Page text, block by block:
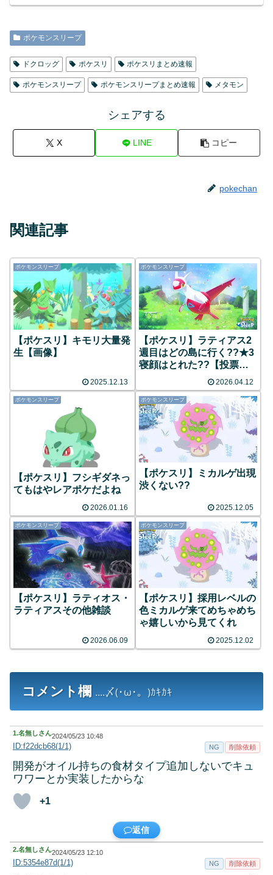
ポケモンスリープ
ドクロッグ ポケスリ ポケスリまとめ速報
ポケモンスリープ ポケモンスリープまとめ速報 メタモン
シェアする
X LINE コピー
pokechan
関連記事
ポケモンスリープ
【ポケスリ】キモリ大量発
生【画像】
2025.12.13
ポケモンスリープ
【ポケスリ】ラティアス2
週目はどの島に行く??★3
寝顔はとれた??【投票あ
2026.04.12
ポケモンスリープ
【ポケスリ】フシギダネっ
てもはやレアポケだよね
2026.01.16
ポケモンスリープ
【ポケスリ】ミカルゲ出現
渋くない??
2025.12.05
ポケモンスリープ
【ポケスリ】ラティオス・
ラティアスその他雑談
2026.06.09
ポケモンスリープ
【ポケスリ】採用レベルの
色ミカルゲ来てめちゃめち
ゃ嬉しいから見てくれ
2025.12.02
コメント欄 ....〆(･ω･。)ｶｷｶｷ
1.名無しさん2024/05/23 10:48
ID:f22dcb68(1/1) NG 削除依頼
開発がオイル持ちの食材タイプ追加しないでキュ
ワワーとか実装したからな
+1
返信
2.名無しさん2024/05/23 12:10
ID:5354e87d(1/1) NG 削除依頼